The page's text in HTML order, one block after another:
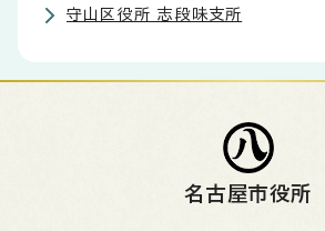
守山区役所 志段味支所
名古屋市役所